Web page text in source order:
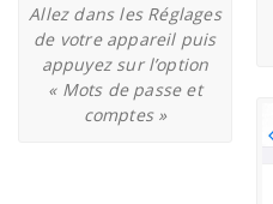
Allez dans les Réglages
de votre appareil puis
appuyez sur l’option
« Mots de passe et
comptes »